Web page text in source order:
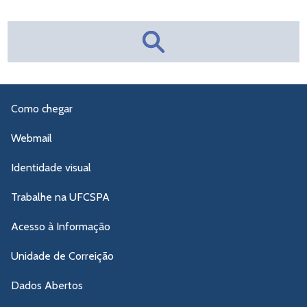
Como chegar
Webmail
Identidade visual
Trabalhe na UFCSPA
Acesso à Informação
Unidade de Correição
Dados Abertos